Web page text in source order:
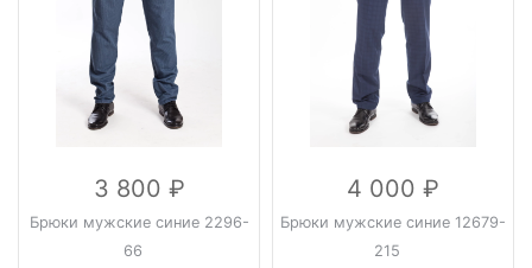
3 800
Брюки мужские синие 2296-
66
4 000
Брюки мужские синие 12679-
215